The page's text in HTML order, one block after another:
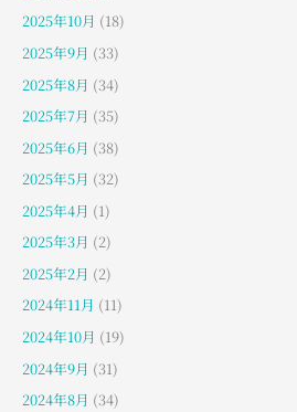
2025年10月 (18)
2025年9月 (33)
2025年8月 (34)
2025年7月 (35)
2025年6月 (38)
2025年5月 (32)
2025年4月 (1)
2025年3月 (2)
2025年2月 (2)
2024年11月 (11)
2024年10月 (19)
2024年9月 (31)
2024年8月 (34)